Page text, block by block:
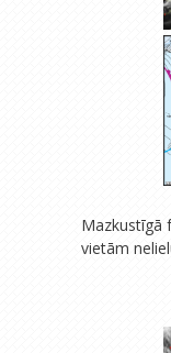
Mazkustīgā
vietām